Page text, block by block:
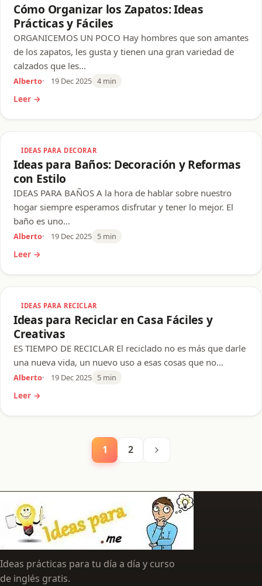
Cómo Organizar los Zapatos: Ideas
Prácticas y Fáciles
ORGANICEMOS UN POCO Hay hombres que son amantes
de los zapatos, les gusta y tienen una gran variedad de
calzados que les…
Alberto 19 Dec 2025 4 min
Leer →
IDEAS PARA DECORAR
Ideas para Baños: Decoración y Reformas
con Estilo
IDEAS PARA BAÑOS A la hora de hablar sobre nuestro
hogar siempre esperamos disfrutar y tener lo mejor. El
baño es uno…
Alberto 19 Dec 2025 5 min
Leer →
IDEAS PARA RECICLAR
Ideas para Reciclar en Casa Fáciles y
Creativas
ES TIEMPO DE RECICLAR El reciclado no es más que darle
una nueva vida, un nuevo uso a esas cosas que no…
Alberto 19 Dec 2025 5 min
Leer →
1 2 Siguiente
Ideas prácticas para tu día a día y curso
de inglés gratis.